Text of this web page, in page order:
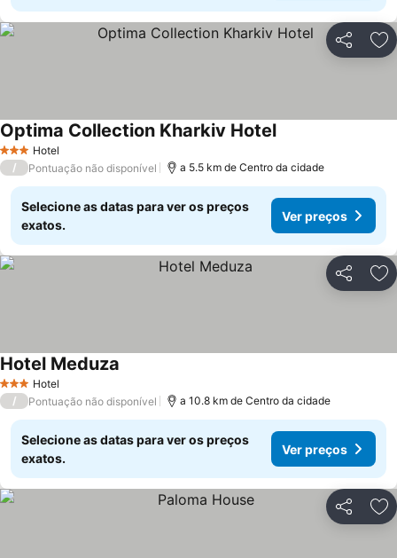
Partilhar
3 EstrelasHotel
Optima Collection Kharkiv Hotel
/ Pontuação não disponível a 5.5 km de Centro da cidade
Selecione as datas para ver os preços
exatos.
Ver preços
Partilhar
3 EstrelasHotel
Hotel Meduza
/ Pontuação não disponível a 10.8 km de Centro da cidade
Selecione as datas para ver os preços
exatos.
Ver preços
Partilhar